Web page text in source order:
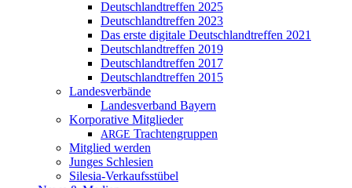
Deutschlandtreffen 2025
Deutschlandtreffen 2023
Das erste digitale Deutschlandtreffen 2021
Deutschlandtreffen 2019
Deutschlandtreffen 2017
Deutschlandtreffen 2015
Landesverbände
Landesverband Bayern
Korporative Mitglieder
ARGE Trachtengruppen
Mitglied werden
Junges Schlesien
Silesia-Verkaufsstübel